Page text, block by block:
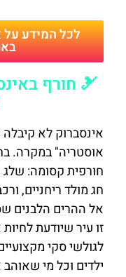
לכל המידע על
🎿 חורף
אינסברוק לא
אוסטריה" במקרה.
חורפית קסומה: שלג
חג מולד ריחניים,
אל ההרים הלבנים
זו עיר שיודעת
לגולשי סקי
ילדים וכל מי